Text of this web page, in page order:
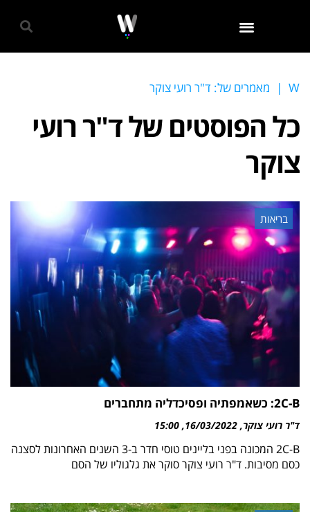
W
| מאמרים של: ד"ר רועי צוקר
כל הפוסטים שלד"ר רועי
צוקר
בריאות
2C-B: כשאמפתיה ופסיכדליה מתחברים
ד"ר רועי צוקר 16/03/2022
15:00
2C-B המכונה בפני בליינים טוסי חדר ב-3 השנים האחרונות לסצנה
כסם מסיבות. ד"ר רועי צוקר סוקר את גלגוליו של הסם